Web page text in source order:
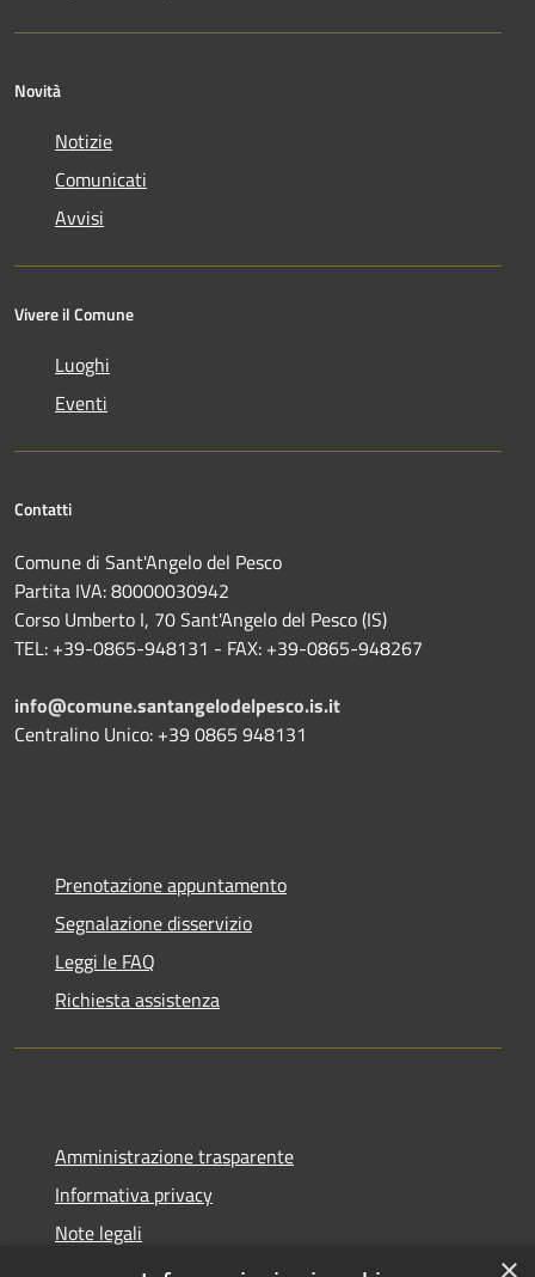
Novità
Notizie
Comunicati
Avvisi
Vivere il Comune
Luoghi
Eventi
Contatti
Comune di Sant'Angelo del Pesco
Partita IVA: 80000030942
Corso Umberto I, 70 Sant'Angelo del Pesco (IS)
TEL: +39-0865-948131 - FAX: +39-0865-948267
info@comune.santangelodelpesco.is.it
Centralino Unico: +39 0865 948131
Prenotazione appuntamento
Segnalazione disservizio
Leggi le FAQ
Richiesta assistenza
Amministrazione trasparente
Informativa privacy
Note legali
Dichiarazione di accessibilità